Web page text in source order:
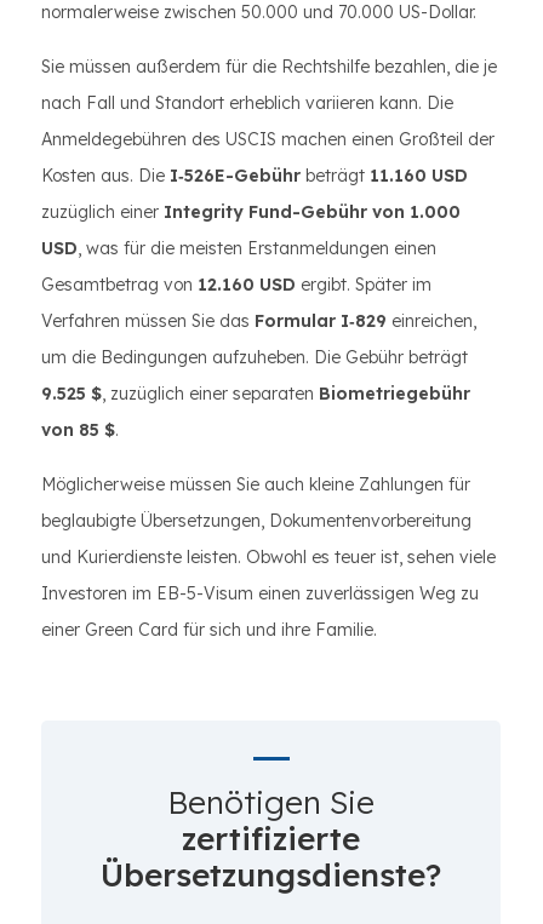
normalerweise zwischen 50.000 und 70.000 US-Dollar.
Sie müssen außerdem für die Rechtshilfe bezahlen, die je
nach Fall und Standort erheblich variieren kann. Die
Anmeldegebühren des USCIS machen einen Großteil der
Kosten aus. Die I‑526E-Gebühr beträgt 11.160 USD
zuzüglich einer Integrity Fund-Gebühr von 1.000
USD, was für die meisten Erstanmeldungen einen
Gesamtbetrag von 12.160 USD ergibt. Später im
Verfahren müssen Sie das Formular I‑829 einreichen,
um die Bedingungen aufzuheben. Die Gebühr beträgt
9.525 $, zuzüglich einer separaten Biometriegebühr
von 85 $.
Möglicherweise müssen Sie auch kleine Zahlungen für
beglaubigte Übersetzungen, Dokumentenvorbereitung
und Kurierdienste leisten. Obwohl es teuer ist, sehen viele
Investoren im EB-5-Visum einen zuverlässigen Weg zu
einer Green Card für sich und ihre Familie.
Benötigen Sie
zertifizierte
Übersetzungsdienste?